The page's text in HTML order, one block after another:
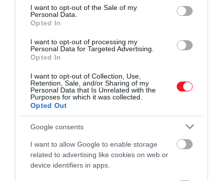
consent section.
I want to opt-out of the Sale of my
Personal Data.
Opted In
I want to opt-out of processing my
Personal Data for Targeted Advertising.
Opted In
I want to opt-out of Collection, Use,
Retention, Sale, and/or Sharing of my
Personal Data that Is Unrelated with the
Purposes for which it was collected.
Opted Out
Google consents
I want to allow Google to enable storage
related to advertising like cookies on web or
device identifiers in apps.
Nem a dinoszauruszok kihalása volt a
Föld legnagyobb katasztrófája
A vízben lappangó veszedelem